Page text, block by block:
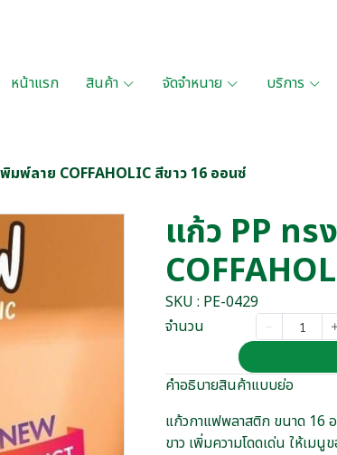
หน้าแรก สินค้า จัดจำหนาย บริการ
มพ์ลาย COFFAHOLIC สีขาว 16 ออนซ์
แก้ว PP ท
SKU : PE-0429
จำนวน
คำอธิบายสินค้าแบบย่อ
แก้วกาแฟพลาสติก ขนาด 16
ขาว เพิ่มความโดดเด่น ให้เม